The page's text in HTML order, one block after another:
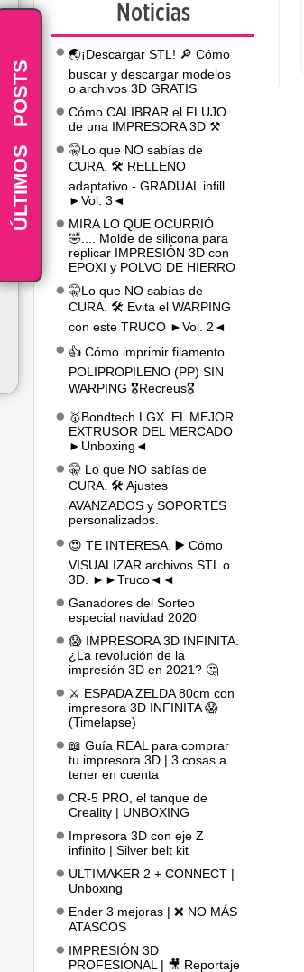
Noticias
🌏¡Descargar STL! 🔎 Cómo
buscar y descargar modelos
o archivos 3D GRATIS
Cómo CALIBRAR el FLUJO
de una IMPRESORA 3D ⚒️
🤫Lo que NO sabías de
CURA. 🛠️ RELLENO
adaptativo - GRADUAL infill
►Vol. 3◄
MIRA LO QUE OCURRIÓ
🤣.... Molde de silicona para
replicar IMPRESIÓN 3D con
EPOXI y POLVO DE HIERRO
🤫Lo que NO sabías de
CURA. 🛠️ Evita el WARPING
con este TRUCO ►Vol. 2◄
👍 Cómo imprimir filamento
POLIPROPILENO (PP) SIN
WARPING 🎖️Recreus🎖️
🥇Bondtech LGX. EL MEJOR
EXTRUSOR DEL MERCADO
►Unboxing◄
🤫 Lo que NO sabías de
CURA. 🛠️ Ajustes
AVANZADOS y SOPORTES
personalizados.
😍 TE INTERESA. ▶️ Cómo
VISUALIZAR archivos STL o
3D. ►►Truco◄◄
Ganadores del Sorteo
especial navidad 2020
😱 IMPRESORA 3D INFINITA.
¿La revolución de la
impresión 3D en 2021? 🤔
⚔️ ESPADA ZELDA 80cm con
impresora 3D INFINITA 😱
(Timelapse)
📖 Guía REAL para comprar
tu impresora 3D | 3 cosas a
tener en cuenta
CR-5 PRO, el tanque de
Creality | UNBOXING
Impresora 3D con eje Z
infinito | Silver belt kit
ULTIMAKER 2 + CONNECT |
Unboxing
Ender 3 mejoras | ❌ NO MÁS
ATASCOS
IMPRESIÓN 3D
PROFESIONAL | 🎥 Reportaje
Bobina filamento SMARTFIL
PLA Ivory White 1kg
18.90€
(1)
ÚLTIMOS
POSTS